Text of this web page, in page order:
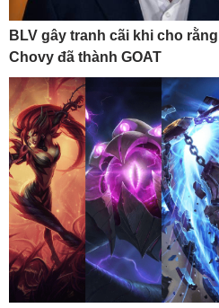
BLV gây tranh cãi khi cho
Chovy đã thành GOAT